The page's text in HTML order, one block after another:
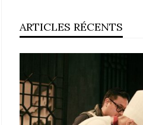
ARTICLES RÉCENTS